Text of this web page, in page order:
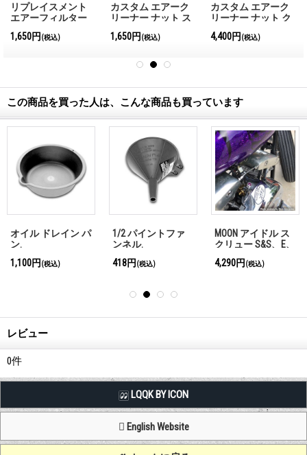
リプレイスメント
エアーフィルター
1,650円 (税込)
カスタム エアーク
リーナー ナット ス
1,650円 (税込)
カスタム エアーク
リーナー ナット ク
4,400円 (税込)
この商品を買った人は、こんな商品も買っています
オイル ドレイン パ
ン.
1,100円 (税込)
1/2 パイントファ
ンネル.
418円 (税込)
MOON アイドル ス
クリュー S&S、E、
4,290円 (税込)
レビュー
0件
LQQK BY ICON
English Website